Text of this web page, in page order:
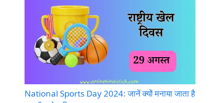
National Sports Day 2024: जानें क्यों मनाया जाता है